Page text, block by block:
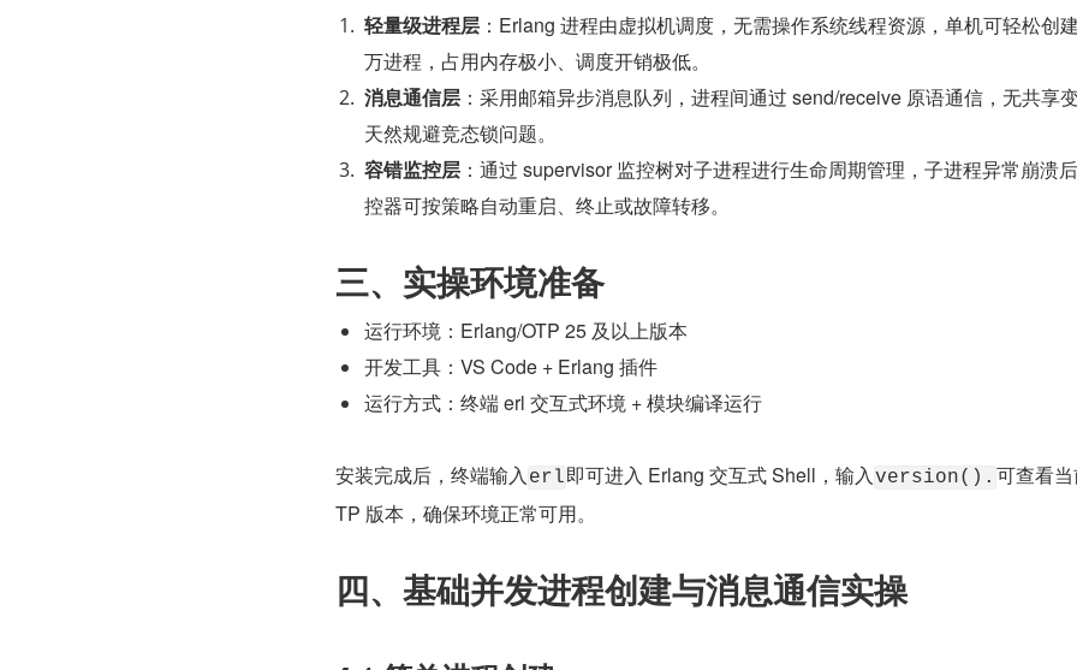
轻量级进程层 ：Erlang 进程由虚拟机调度，无需操作系统线程资源，单机可轻松创
万进程，占用内存极小、调度开销极低。
消息通信层 ：采用邮箱异步消息队列，进程间通过 send/receive 原语通信，无共享
天然规避竞态锁问题。
容错监控层 ：通过 supervisor 监控树对子进程进行生命周期管理，子进程异常崩溃
控器可按策略自动重启、终止或故障转移。
三、实操环境准备
运行环境：Erlang/OTP 25 及以上版本
开发工具：VS Code + Erlang 插件
运行方式：终端 erl 交互式环境 + 模块编译运行
安装完成后，终端输入 erl即可进入 Erlang 交互式 Shell，输入version(). 可查看
TP 版本，确保环境正常可用。
四、基础并发进程创建与消息通信实操